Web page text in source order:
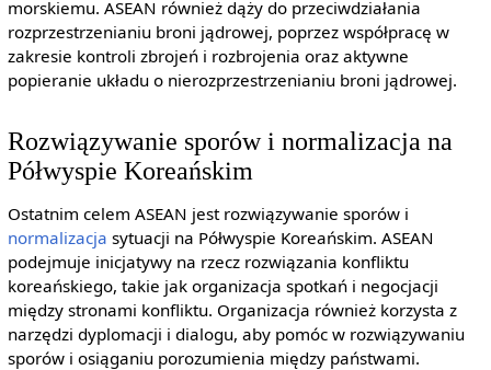
morskiemu. ASEAN również dąży do przeciwdziałania
rozprzestrzenianiu broni jądrowej, poprzez współpracę w
zakresie kontroli zbrojeń i rozbrojenia oraz aktywne
popieranie układu o nierozprzestrzenianiu broni jądrowej.
Rozwiązywanie sporów i normalizacja na
Półwyspie Koreańskim
Ostatnim celem ASEAN jest rozwiązywanie sporów i
normalizacja sytuacji na Półwyspie Koreańskim. ASEAN
podejmuje inicjatywy na rzecz rozwiązania konfliktu
koreańskiego, takie jak organizacja spotkań i negocjacji
między stronami konfliktu. Organizacja również korzysta z
narzędzi dyplomacji i dialogu, aby pomóc w rozwiązywaniu
sporów i osiąganiu porozumienia między państwami.